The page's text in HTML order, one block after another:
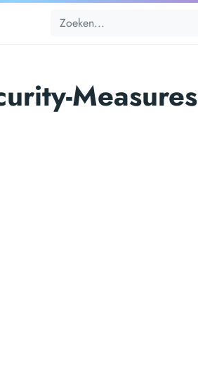
Measures